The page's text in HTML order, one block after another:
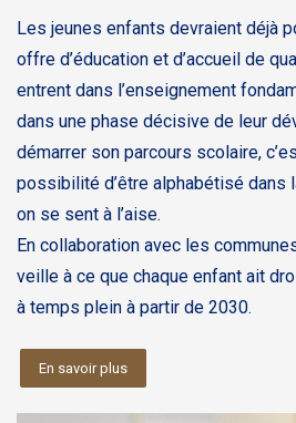
Les jeunes enfants devraient déjà
offre d’éducation et d’accueil de
entrent dans l’enseignement
dans une phase décisive de leur
démarrer son parcours scolaire,
possibilité d’être alphabétisé dans
on se sent à l’aise.
En collaboration avec les
veille à ce que chaque enfant ait
à temps plein à partir de 2030.
En savoir plus